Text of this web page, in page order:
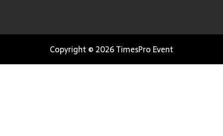
Copyright © 2026 TimesPro Event